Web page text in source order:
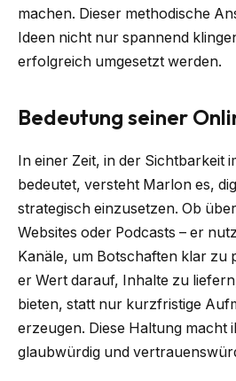
machen. Dieser methodische
Ideen nicht nur spannend
erfolgreich umgesetzt werden.
Bedeutung seiner
In einer Zeit, in der Sichtbarkeit
bedeutet, versteht Marlon es,
strategisch einzusetzen. Ob
Websites oder Podcasts – er
Kanäle, um Botschaften klar zu
er Wert darauf, Inhalte zu
bieten, statt nur kurzfristige
erzeugen. Diese Haltung macht
glaubwürdig und